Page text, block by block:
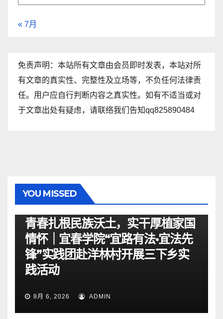
« 7月
免责声明：本站所有文章由会员即时发表，本站对所
有文章的真实性、完整性及立场等，不负任何法律责
任。用户应自行判断内容之真实性。如有不适当或对
于文章出处有疑虑，请联络我们告知qq825890484
YOU MISSED
青春扎根民族沃土，实干厚植家国
情怀｜宜春学院“宜路有法•宜法先
锋”实践团赴洋林村开展三下乡实
践活动
8月 6, 2026 ADMIN